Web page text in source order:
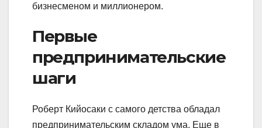
бизнесменом и миллионером.
Первые
предпринимательские
шаги
Роберт Кийосаки с самого детства обладал
предпринимательским складом ума. Еще в